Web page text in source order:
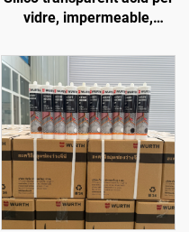
vidre, impermeable,
cola per aquari i peixera